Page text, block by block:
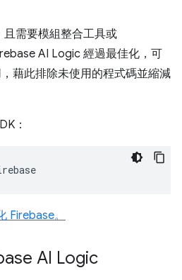
需要模組整合工具或
AI Logic 經過最佳化，可
藉此排除未使用的程式碼並縮減
：
Firebase。
AI Logic